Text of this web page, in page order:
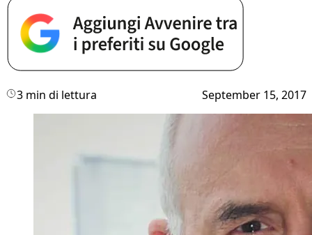
3 min di lettura September 15, 2017